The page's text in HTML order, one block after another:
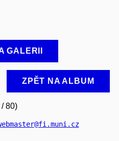
GALERII
ZPĚT NA ALBUM
80)
@fi.muni.cz